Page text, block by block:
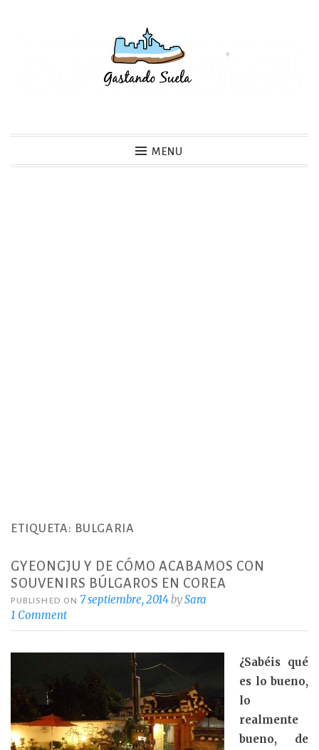
MENU
ETIQUETA: BULGARIA
GYEONGJU Y DE CÓMO ACABAMOS CON
SOUVENIRS BÚLGAROS EN COREA
PUBLISHED ON 7 septiembre, 2014bySara
1 Comment
¿Sabéis qué
es lo bueno,
lo
realmente
bueno, de